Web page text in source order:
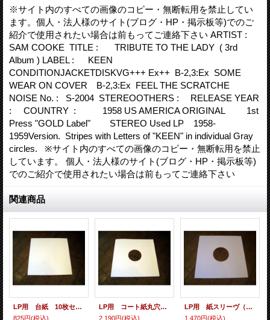
※サイト内のすべての画像のコピー・無断転用を禁止してい
ます。個人・法人様のサイト(ブログ・HP・掲示板等)でのご
紹介で使用されたい場合は前もってご連絡下さい ARTIST :
SAM COOKE TITLE : TRIBUTE TO THE LADY ( 3rd
Album ) LABEL : KEEN
CONDITIONJACKETDISKVG+++ Ex++ B-2,3:Ex SOME
WEAR ON COVER B-2,3:Ex FEEL THE SCRATCHE
NOISE No. : S-2004 STEREOOTHERS : RELEASE YEAR
: COUNTRY : 1958 US AMERICA ORIGINAL 1st
Press "GOLD Label" STEREO Used LP 1958-
1959Version. Stripes with Letters of "KEEN" in individual Gray
circles. ※サイト内のすべての画像のコピー・無断転用を禁止
しています。 個人・法人様のサイト(ブログ・HP・掲示板等)
でのご紹介で使用されたい場合は前もってご連絡下さい
関連商品
LP用 台紙 10枚セット
825円(税込)
LP用 コート紙丸穴ジャケ 10枚セット
2,190円(税込)
LP用 紙スリーヴ（レギュラー 四角の角） 10枚セット
1,470円(税込)